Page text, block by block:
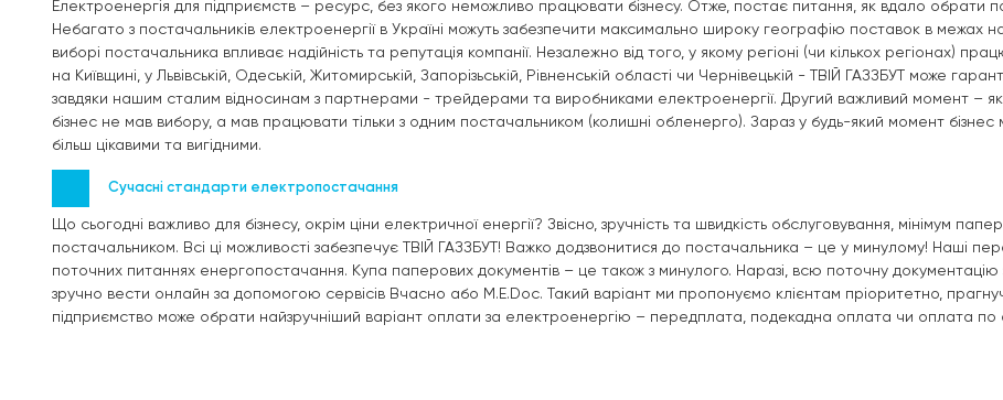
Електроенергія для підприємств – ресурс, без якого неможливо працювати бізнесу. Отже, постає питання, як вдало обрати
Небагато з постачальників електроенергії в Україні можуть забезпечити максимально широку географію поставок в
виборі постачальника впливає надійність та репутація компанії. Незалежно від того, у якому регіоні (чи кількох регіонах)
на Київщині, у Львівській, Одеській, Житомирській, Запорізьській, Рівненській області чи Чернівецькій - ТВІЙ ГАЗЗБУТ може
завдяки нашим сталим відносинам з партнерами - трейдерами та виробниками електроенергії. Другий важливий момент –
бізнес не мав вибору, а мав працювати тільки з одним постачальником (колишні обленерго). Зараз у будь-який момент бізнес
більш цікавими та вигідними.
Сучасні стандарти електропостачання
Що сьогодні важливо для бізнесу, окрім ціни електричної енергії? Звісно, зручність та швидкість обслуговування, мінімум
постачальником. Всі ці можливості забезпечує ТВІЙ ГАЗЗБУТ! Важко додзвонитися до постачальника – це у минулому! Наші
поточних питаннях енергопостачання. Купа паперових документів – це також з минулого. Наразі, всю поточну документацію
зручно вести онлайн за допомогою сервісів Вчасно або M.E.Doc. Такий варіант ми пропонуємо клієнтам пріоритетно,
підприємство може обрати найзручніший варіант оплати за електроенергію – передплата, подекадна оплата чи оплата по